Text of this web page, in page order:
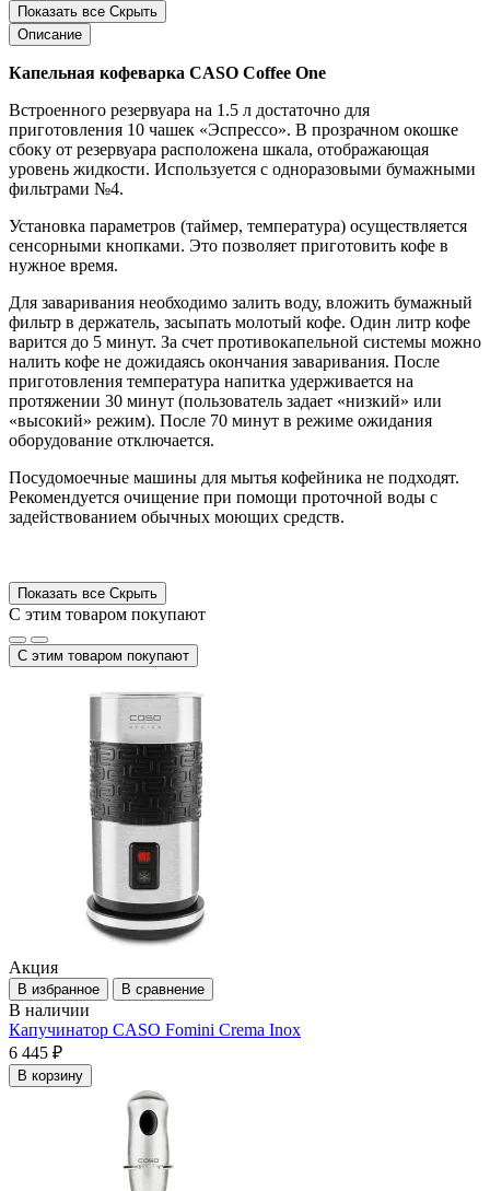
Показать все Скрыть
Описание
Капельная кофеварка CASO Coffee One
Встроенного резервуара на 1.5 л достаточно для
приготовления 10 чашек «Эспрессо». В прозрачном окошке
сбоку от резервуара расположена шкала, отображающая
уровень жидкости. Используется с одноразовыми бумажными
фильтрами №4.
Установка параметров (таймер, температура) осуществляется
сенсорными кнопками. Это позволяет приготовить кофе в
нужное время.
Для заваривания необходимо залить воду, вложить бумажный
фильтр в держатель, засыпать молотый кофе. Один литр кофе
варится до 5 минут. За счет противокапельной системы можно
налить кофе не дожидаясь окончания заваривания. После
приготовления температура напитка удерживается на
протяжении 30 минут (пользователь задает «низкий» или
«высокий» режим). После 70 минут в режиме ожидания
оборудование отключается.
Посудомоечные машины для мытья кофейника не подходят.
Рекомендуется очищение при помощи проточной воды с
задействованием обычных моющих средств.
Показать все Скрыть
С этим товаром покупают
С этим товаром покупают
Акция
В избранное В сравнение
В наличии
Капучинатор CASO Fomini Crema Inox
6 445 ₽
В корзину